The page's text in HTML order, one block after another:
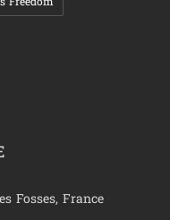
Fosses, France